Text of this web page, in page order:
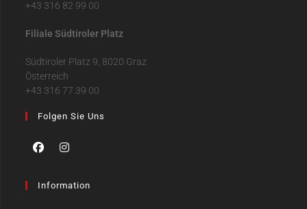
+43 316 82 99 00
Filiale Südtiroler Platz
Südtiroler Platz 9, 8020 Graz
Österreich
+43 316 77 39 00
Folgen Sie Uns
Information